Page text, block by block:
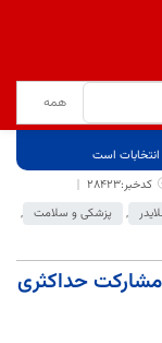
است
کدخبر:28423
, پزشکی و سلامت ,
حداکثری